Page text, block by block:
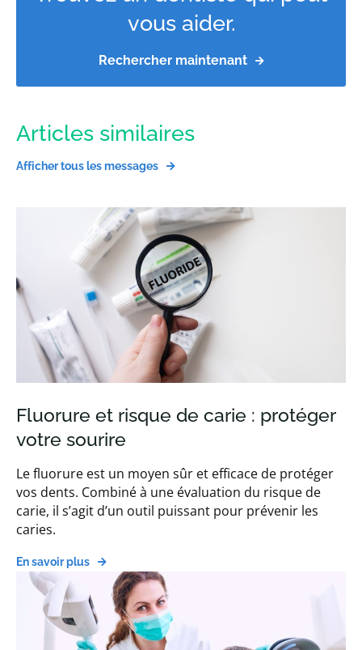
vous aider.
Rechercher maintenant
Articles similaires
Afficher tous les messages
Fluorure et risque de carie : protéger
votre sourire
Le fluorure est un moyen sûr et efficace de protéger
vos dents. Combiné à une évaluation du risque de
carie, il s’agit d’un outil puissant pour prévenir les
caries.
En savoir plus